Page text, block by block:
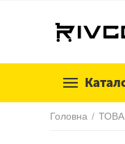
Головна /